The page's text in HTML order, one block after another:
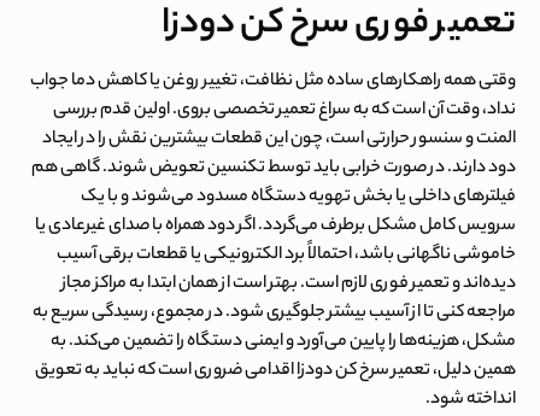
تعمیر فوری سرخ کن دودزا
وقتی همه راهکارهای ساده مثل نظافت، تغییر روغن یا کاهش دما جواب
نداد، وقت آن است که به سراغ تعمیر تخصصی بروی. اولین قدم بررسی
المنت و سنسور حرارتی است، چون این قطعات بیشترین نقش را در ایجاد
دود دارند. در صورت خرابی باید توسط تکنسین تعویض شوند. گاهی هم
فیلترهای داخلی یا بخش تهویه دستگاه مسدود می‌شوند و با یک
سرویس کامل مشکل برطرف می‌گردد. اگر دود همراه با صدای غیرعادی یا
خاموشی ناگهانی باشد، احتمالاً برد الکترونیکی یا قطعات برقی آسیب
دیده‌اند و تعمیر فوری لازم است. بهتر است از همان ابتدا به مراکز مجاز
مراجعه کنی تا از آسیب بیشتر جلوگیری شود. در مجموع، رسیدگی سریع به
مشکل، هزینه‌ها را پایین می‌آورد و ایمنی دستگاه را تضمین می‌کند. به
همین دلیل،تعمیر سرخ کن دودزااقدامی ضروری است که نباید به تعویق
انداخته شود.